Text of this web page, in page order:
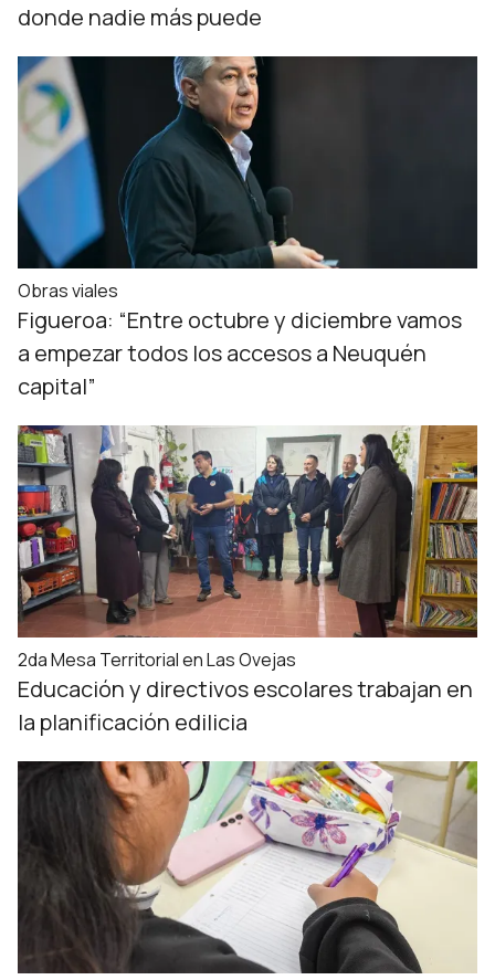
donde nadie más puede
Obras viales
Figueroa: “Entre octubre y diciembre vamos
a empezar todos los accesos a Neuquén
capital”
2da Mesa Territorial en Las Ovejas
Educación y directivos escolares trabajan en
la planificación edilicia